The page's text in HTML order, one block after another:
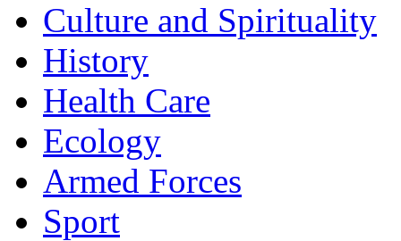
Culture and Spirituality
History
Health Care
Ecology
Armed Forces
Sport